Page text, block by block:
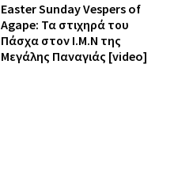
Easter Sunday Vespers of
Agape: Τα στιχηρά του
Πάσχα στον Ι.Μ.Ν της
Μεγάλης Παναγιάς [video]